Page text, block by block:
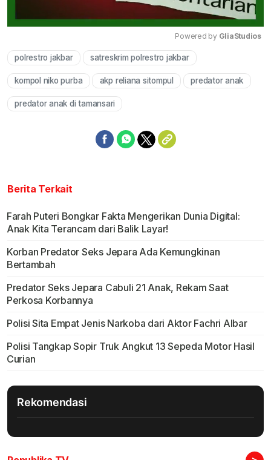
Powered by GliaStudios
polrestro jakbar satreskrim polrestro jakbar
kompol niko purba akp reliana sitompul predator anak
predator anak di tamansari
Berita Terkait
Farah Puteri Bongkar Fakta Mengerikan Dunia Digital:
Anak Kita Terancam dari Balik Layar!
Korban Predator Seks Jepara Ada Kemungkinan
Bertambah
Predator Seks Jepara Cabuli 21 Anak, Rekam Saat
Perkosa Korbannya
Polisi Sita Empat Jenis Narkoba dari Aktor Fachri Albar
Polisi Tangkap Sopir Truk Angkut 13 Sepeda Motor Hasil
Curian
Rekomendasi